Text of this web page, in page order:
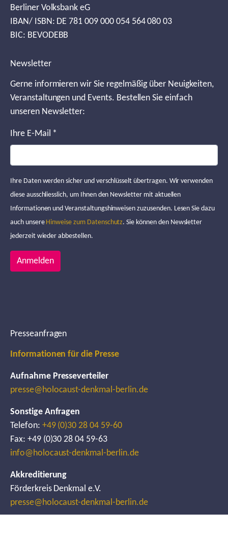
Berliner Volksbank eG
IBAN/ ISBN: DE 781 009 000 054 564 080 03
BIC: BEVODEBB
Newsletter
Gerne informieren wir Sie regelmäßig über Neuigkeiten,
Veranstaltungen und Events. Bestellen Sie einfach
unseren Newsletter:
Ihre E-Mail *
Ihre Daten werden sicher und verschlüsselt übertragen. Wir verwenden
diese ausschliesslich, um Ihnen den Newsletter mit aktuellen
Informationen und Veranstaltungshinweisen zuzusenden. Lesen Sie dazu
auch unsere Hinweise zum Datenschutz. Sie können den Newsletter
jederzeit wieder abbestellen.
Anmelden
Presseanfragen
Informationen für die Presse
Aufnahme Presseverteiler
presse@holocaust-denkmal-berlin.de
Sonstige Anfragen
Telefon: +49 (0)30 28 04 59-60
Fax: +49 (0)30 28 04 59-63
info@holocaust-denkmal-berlin.de
Akkreditierung
Förderkreis Denkmal e.V.
presse@holocaust-denkmal-berlin.de